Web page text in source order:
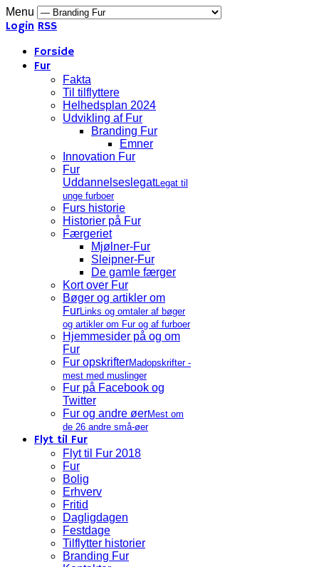
Menu
Login RSS
Forside
Fur
Fakta
Til tilflyttere
Helhedsplan 2024
Udvikling af Fur
Branding Fur
Emner
Innovation Fur
Fur
UddannelseslegatLegat til
unge furboer
Furs historie
Historier på Fur
Færgeriet
Mjølner-Fur
Sleipner-Fur
De gamle færger
Kort over Fur
Bøger og artikler om
FurLinks og omtaler af bøger
og artikler om Fur og af furboer
Hjemmesider på og om
Fur
Fur opskrifterMadopskrifter -
mest med muslinger
Fur på Facebook og
Twitter
Fur og andre øerMest om
de 26 andre små-øer
Flyt til Fur
Flyt til Fur 2018
Fur
Bolig
Erhverv
Fritid
Dagligdagen
Festdage
Tilflytter historier
Branding Fur